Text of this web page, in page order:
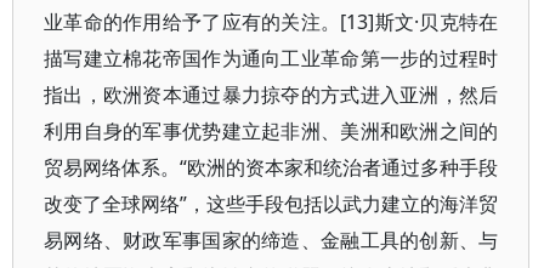
业革命的作用给予了应有的关注。[13]斯文·贝克特在
描写建立棉花帝国作为通向工业革命第一步的过程时
指出，欧洲资本通过暴力掠夺的方式进入亚洲，然后
利用自身的军事优势建立起非洲、美洲和欧洲之间的
贸易网络体系。“欧洲的资本家和统治者通过多种手段
改变了全球网络”，这些手段包括以武力建立的海洋贸
易网络、财政军事国家的缔造、金融工具的创新、与